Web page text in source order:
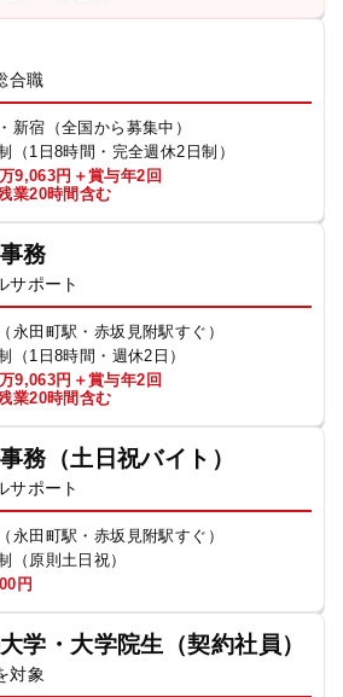
合職
新宿（全国から募集中）
（1日8時間・完全週休2日制）
9,063円＋賞与年2回
業20時間含む
務
サポート
永田町駅・赤坂見附駅すぐ）
（1日8時間・週休2日）
9,063円＋賞与年2回
業20時間含む
務（土日祝バイト）
サポート
永田町駅・赤坂見附駅すぐ）
（原則土日祝）
円
学・大学院生（契約社員）
対象